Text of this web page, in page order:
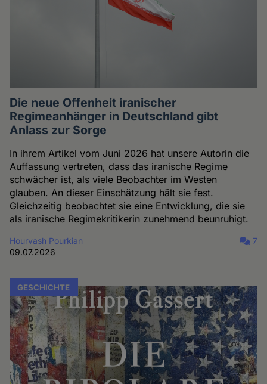
Die neue Offenheit iranischer
Regimeanhänger in Deutschland gibt
Anlass zur Sorge
In ihrem Artikel vom Juni 2026 hat unsere Autorin die
Auffassung vertreten, dass das iranische Regime
schwächer ist, als viele Beobachter im Westen
glauben. An dieser Einschätzung hält sie fest.
Gleichzeitig beobachtet sie eine Entwicklung, die sie
als iranische Regimekritikerin zunehmend beunruhigt.
Hourvash Pourkian
09.07.2026
7
GESCHICHTE